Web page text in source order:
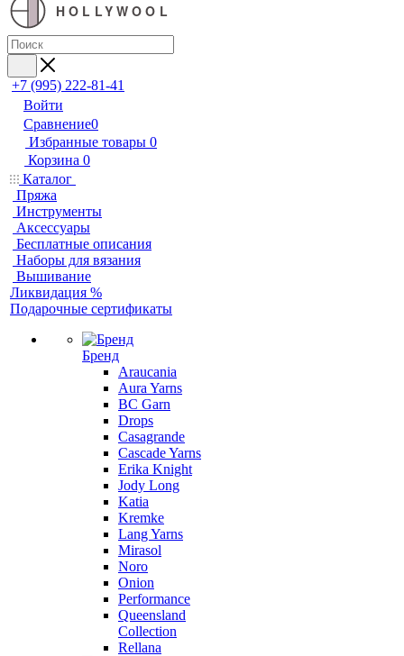
HOLLYWOOL
+7 (995) 222-81-41
Войти
Сравнение0
Избранные товары 0
Корзина 0
Каталог
Пряжа
Инструменты
Аксессуары
Бесплатные описания
Наборы для вязания
Вышивание
Ликвидация %
Подарочные сертификаты
Бренд
Araucania
Aura Yarns
BC Garn
Drops
Casagrande
Cascade Yarns
Erika Knight
Jody Long
Katia
Kremke
Lang Yarns
Mirasol
Noro
Onion
Performance
Queensland
Collection
Rellana